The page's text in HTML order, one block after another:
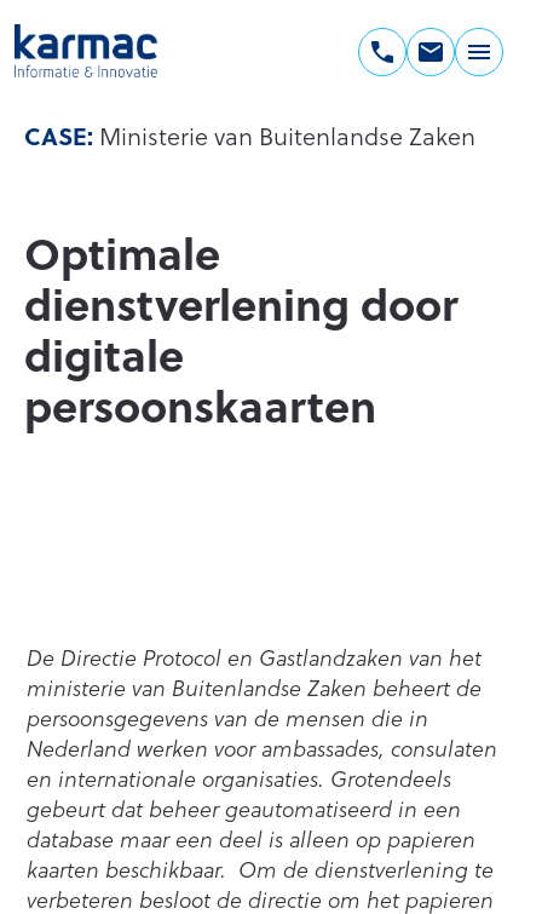
naar
de
Informatie
&CASE: Ministerie van Buitenlandse Zaken
Optimale
dienstverlening door
digitale
persoonskaarten
De Directie Protocol en Gastlandzaken van het
ministerie van Buitenlandse Zaken beheert de
persoonsgegevens van de mensen die in
Nederland werken voor ambassades, consulaten
en internationale organisaties. Grotendeels
gebeurt dat beheer geautomatiseerd in een
database maar een deel is alleen op papieren
kaarten beschikbaar. Om de dienstverlening te
verbeteren besloot de directie om het papieren